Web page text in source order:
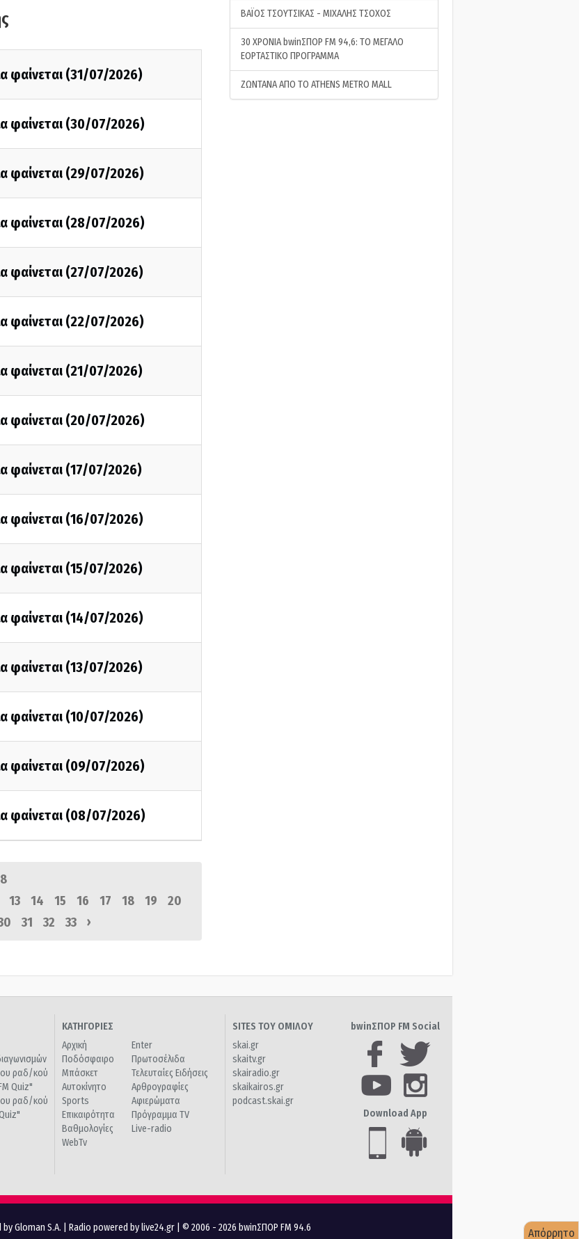
φαίνεται (31/07/2026)
φαίνεται (30/07/2026)
φαίνεται (29/07/2026)
φαίνεται (28/07/2026)
φαίνεται (27/07/2026)
φαίνεται (22/07/2026)
φαίνεται (21/07/2026)
φαίνεται (20/07/2026)
φαίνεται (17/07/2026)
φαίνεται (16/07/2026)
φαίνεται (15/07/2026)
φαίνεται (14/07/2026)
φαίνεται (13/07/2026)
φαίνεται (10/07/2026)
φαίνεται (09/07/2026)
φαίνεται (08/07/2026)
13 14 15 16 17 18 19
20
31 32 33 ›
ΒΑΪΟΣ ΤΣΟΥΤΣΙΚΑΣ - ΜΙΧΑΛΗΣ ΤΣΟΧΟΣ
30 ΧΡΟΝΙΑ bwinΣΠΟΡ FM 94,6: ΤΟ ΜΕΓΑΛΟ
ΕΟΡΤΑΣΤΙΚΟ ΠΡΟΓΡΑΜΜΑ
ΖΩΝΤΑΝΑ ΑΠΟ ΤΟ ATHENS METRO MALL
ραδ/κού
Quiz"
ραδ/κού
ΚΑΤΗΓΟΡΙΕΣ
Αρχική
Ποδόσφαιρο
Μπάσκετ
Αυτοκίνητο
Sports
Επικαιρότητα
Βαθμολογίες
WebTv
Enter
Πρωτοσέλιδα
Τελευταίες Ειδήσεις
Αρθρογραφίες
Αφιερώματα
Πρόγραμμα TV
Live-radio
SITES ΤΟΥ ΟΜΙΛΟΥ
skai.gr
skaitv.gr
skairadio.gr
skaikairos.gr
podcast.skai.gr
bwinΣΠΟΡ FM Social
Download App
Gloman S.A. Radio powered by live24.gr | © 2006 - 2026 bwinΣΠΟΡ FM 94.6 Απόρρητο